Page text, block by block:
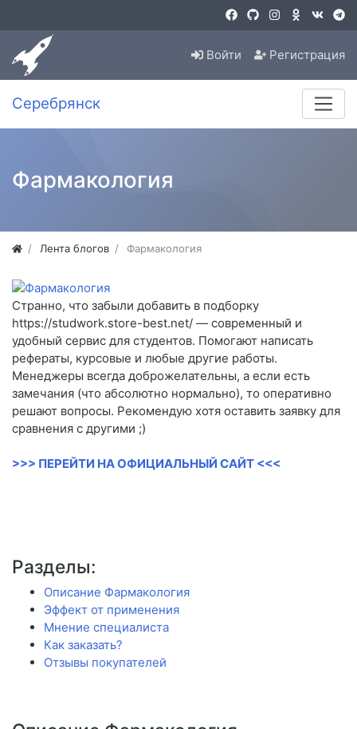
Войти Регистрация
Серебрянск
Фармакология
Лента блогов Фармакология
Странно, что забыли добавить в подборку
https://studwork.store-best.net/ — современный и
удобный сервис для студентов. Помогают написать
рефераты, курсовые и любые другие работы.
Менеджеры всегда доброжелательны, а если есть
замечания (что абсолютно нормально), то оперативно
решают вопросы. Рекомендую хотя оставить заявку для
сравнения с другими ;)
>>> ПЕРЕЙТИ НА ОФИЦИАЛЬНЫЙ САЙТ <<<
Разделы:
Описание Фармакология
Эффект от применения
Мнение специалиста
Как заказать?
Отзывы покупателей